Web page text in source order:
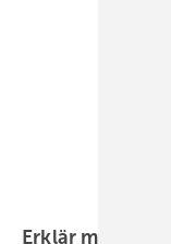
Erklär mal: